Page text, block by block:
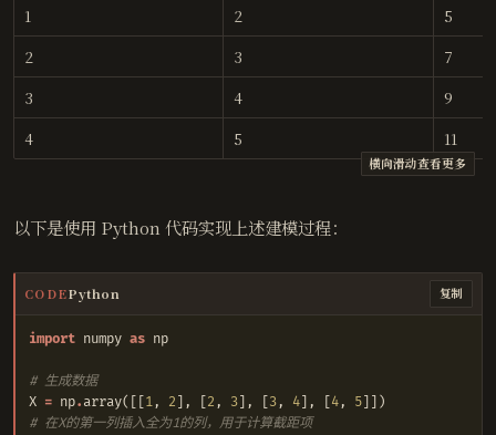
1 2
5
2
3
7
3
4
9
4
5 11
以下是使用 Python 代码实现上述建模过程：
CODEPython 复制
import numpy as np
# 生成数据
X = np. array([[ 1 , 2 ], 2 , 3 ], 3 , 4 ], 4 , 5 ]])
# 在X的第一列插入全为1的列，用于计算截距项